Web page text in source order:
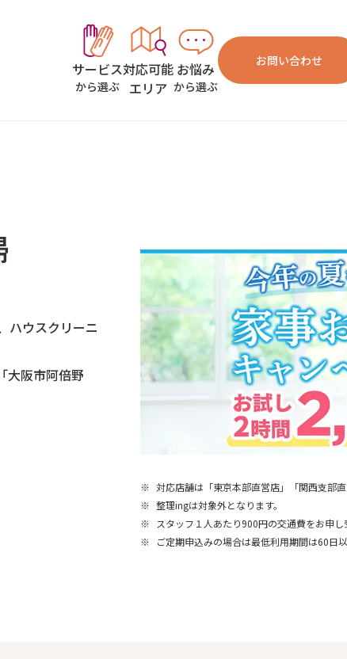
サービス
から選ぶ
対応可能
エリア
お悩み
から選ぶ
お問い合わせ
ハウスクリーニ
大阪市阿倍野
※ 対応店舗は「東京本部直営店」「関西支部
※ 整理ingは対象外となります。
※
スタッフ１人あたり900円の交通費をお申し
※
ご定期申込みの場合は最低利用期間は60日